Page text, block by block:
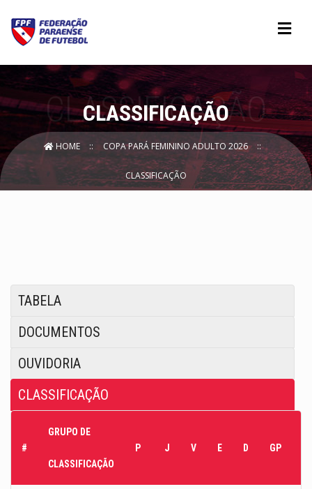
CLASSIFICAÇÃO
HOME COPA PARÁ FEMININO ADULTO 2026
CLASSIFICAÇÃO
TABELA
DOCUMENTOS
OUVIDORIA
CLASSIFICAÇÃO
#
GRUPO DE
CLASSIFICAÇÃO
P J V E D GP